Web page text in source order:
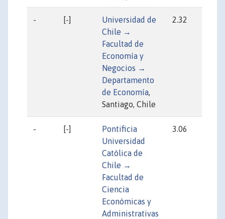
- [-]
Universidad de
Chile →
Facultad de
Economía y
Negocios →
Departamento
de Economía,
Santiago, Chile
2.32
- [-]
Pontificia
Universidad
Católica de
Chile →
Facultad de
Ciencia
Económicas y
Administrativas
3.06